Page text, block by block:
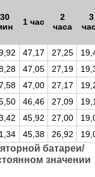
30
1 час
2
часа
3
47,17 27,25
47,05 27,19
47,00 27,17
46,46 27,09
45,92 27,00
45,38 26,92
батареи/
значении